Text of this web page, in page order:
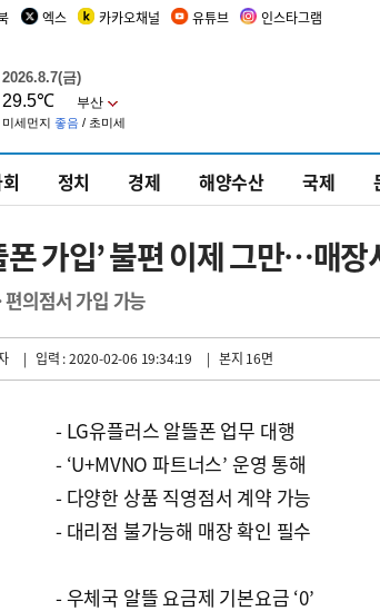
엑스 카카오채널 유튜브 인스타그램
정치 경제 해양수산 국제
폰 가입’ 불편 이제 그만…매
의점서 가입 가능
| 입력 : 2020-02-06 19:34:19 | 본지 16면
- LG유플러스 알뜰폰 업무 대행
- ‘U+MVNO 파트너스’ 운영 통해
- 다양한 상품 직영점서 계약 가능
- 대리점 불가능해 매장 확인 필수
- 우체국 알뜰 요금제 기본요금 ‘0’